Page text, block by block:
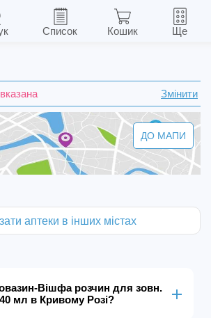
Вішфа розчин для зовн. заст.
40 мл
Змінити
ДО МАПИ
аптеки в інших містах
Вішфа розчин для зовн.
мл в Кривому Розі?
Список Кошик Ще